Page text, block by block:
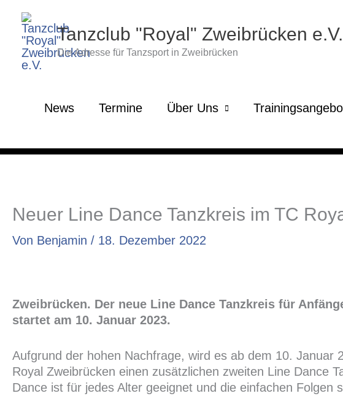
Inhalt
springen
Tanzclub "Royal" Zweibrücken e.V.
Die Adresse für Tanzsport in Zweibrücken
News Termine Über Uns
Neuer Line Dance Tanzkreis im TC
Von Benjamin / 18. Dezember 2022
Zweibrücken. Der neue Line Dance Tanzkreis für
startet am 10. Januar 2023.
Aufgrund der hohen Nachfrage, wird es ab dem 10. Januar
Royal Zweibrücken einen zusätzlichen zweiten Line Dance
Dance ist für jedes Alter geeignet und die einfachen Folgen